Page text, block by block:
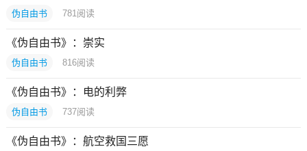
伪自由书 781 阅读
《伪自由书》：崇实
伪自由书 816阅读
《伪自由书》：电的利弊
伪自由书 737阅读
《伪自由书》：航空救国三愿